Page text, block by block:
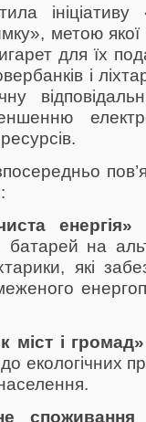
ініціативу
метою
для їх
і
енергія»
батарей на
які
міст і громад»
екологічних